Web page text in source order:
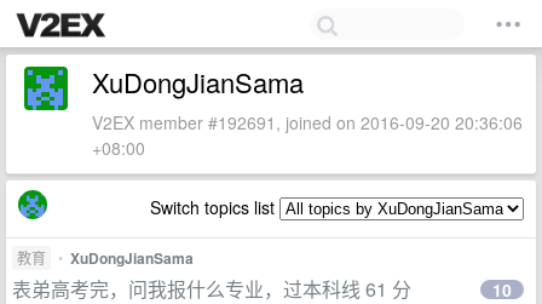
XuDongJianSama
V2EX member #192691, joined on 2016-09-20 20:36:06
+08:00
Switch topics list
教育 • XuDongJianSama
表弟高考完，问我报什么专业，过本科线 61 分 10